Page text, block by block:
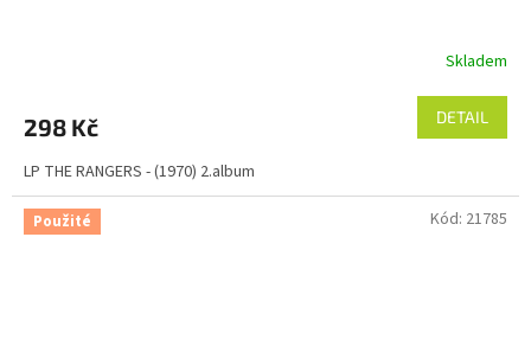
Skladem
298 Kč DETAIL
LP THE RANGERS - (1970) 2.album
Použité Kód: 21785